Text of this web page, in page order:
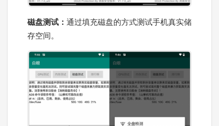
磁盘测试： 通过填充磁盘的方式测试手机真实储
存空间。